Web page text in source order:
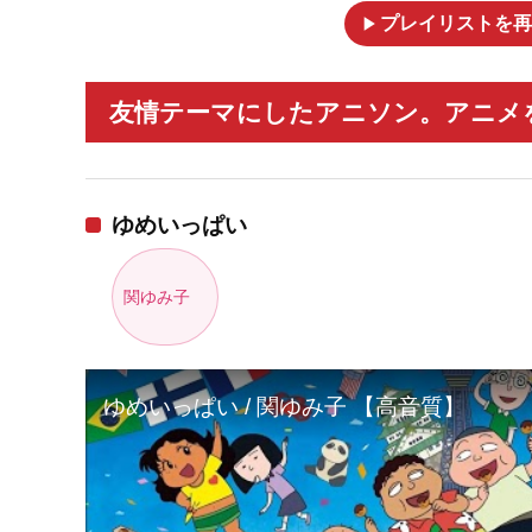
play_arrow プレイリストを
友情テーマにしたアニソン。アニ
ゆめいっぱい
関ゆみ子
ゆめいっぱい / 関ゆみ子 【高音質】